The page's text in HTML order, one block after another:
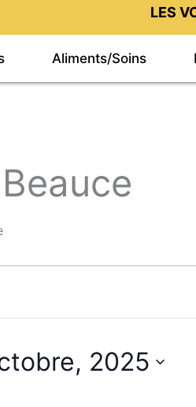
LES
Aliments/Soins
2025